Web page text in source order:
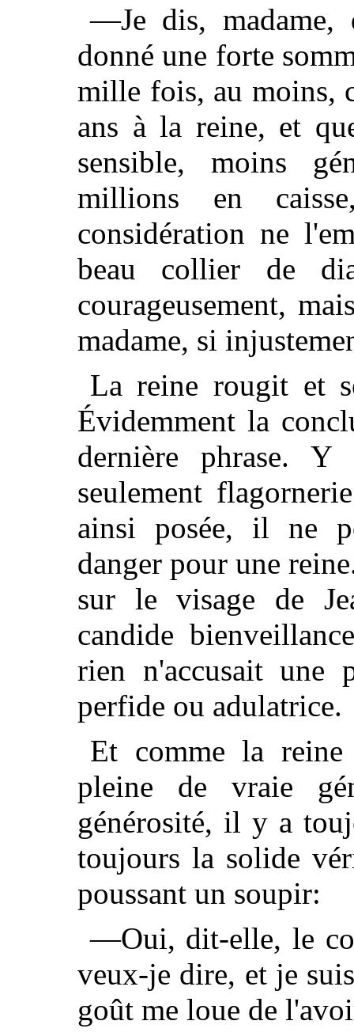
—Je dis, madame,
donné une forte
mille fois, au moins,
ans à la reine, et
sensible, moins
millions en
considération ne
beau collier de
courageusement,
madame, si
La reine rougit et
Évidemment la
dernière phrase.
seulement
ainsi posée, il ne
danger pour une
sur le visage de
candide
rien n'accusait une
perfide ou adulatrice.
Et comme la reine
pleine de vraie
générosité, il y a
toujours la solide
poussant un soupir:
—Oui, dit-elle, le
veux-je dire, et je
goût me loue de